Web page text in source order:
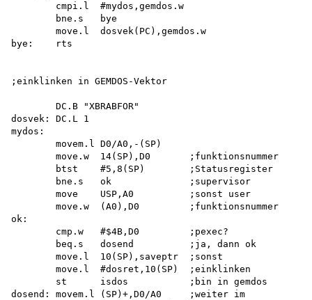
        cmpi.l  #mydos,gemdos.w
        bne.s   bye
        move.l  dosvek(PC),gemdos.w
bye:    rts
;einklinken in GEMDOS-Vektor
        DC.B "XBRABFOR"
dosvek: DC.L 1
mydos:
        movem.l D0/A0,-(SP)
        move.w  14(SP),D0       ;funktionsnummer
        btst    #5,8(SP)        ;Statusregister
        bne.s   ok              ;supervisor
        move    USP,A0          ;sonst user
        move.w  (A0),D0         ;funktionsnummer
ok:
        cmp.w   #$4B,D0         ;pexec?
        beq.s   dosend          ;ja, dann ok
        move.l  10(SP),saveptr  ;sonst
        move.l  #dosret,10(SP)  ;einklinken
        st      isdos           ;bin in gemdos
dosend: movem.l (SP)+,D0/A0     ;weiter im